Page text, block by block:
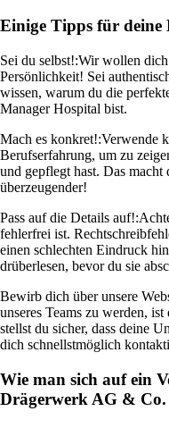
Einige Tipps für deine
Sei du selbst!:Wir wollen dich
Persönlichkeit! Sei
wissen, warum du die
Manager Hospital bist.
Mach es konkret!:Verwende
Berufserfahrung, um zu
und gepflegt hast. Das
überzeugender!
Pass auf die Details auf!:
fehlerfrei ist.
einen schlechten Eindruck
drüberlesen, bevor du sie
Bewirb dich über unsere
unseres Teams zu werden,
stellst du sicher, dass deine
dich schnellstmöglich
Wie man sich auf ein
Drägerwerk AG &